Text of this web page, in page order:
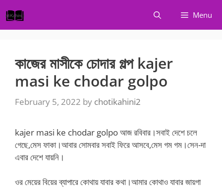
to
content
Menu
কাজের মাসীকে চোদার গল্প kajer
masi ke chodar golpo
February 5, 2022 by chotikahini2
kajer masi ke chodar golpo আজ রবিবার।সবাই দেশে চলে
গেছে,মেস ফাকা।আবার সোমবার সবাই ফিরে আসবে,মেস গম গম।সেন-দা
এবার দেশে যায়নি।
ওর মেয়ের বিয়ের ব্যাপারে কোথায় যাবার কথা।আমার কোথাও যাবার জায়গা